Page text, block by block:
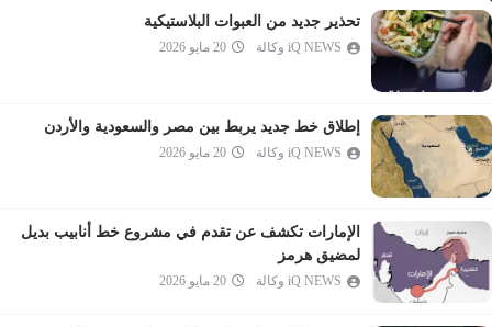
المعارج
نوح
الجن
المزمل
المدثر
القيامة
المرسلات
النبأ
تحذير جديد من العبوات البلاستيكية
iQ NEWS وكالة 20 مايو 2026
إطلاق خط جديد يربط بين مصر والسعودية والأردن
iQ NEWS وكالة 20 مايو 2026
الإمارات تكشف عن تقدم في مشروع خط أنابيب بديل
لمضيق هرمز
iQ NEWS وكالة 20 مايو 2026